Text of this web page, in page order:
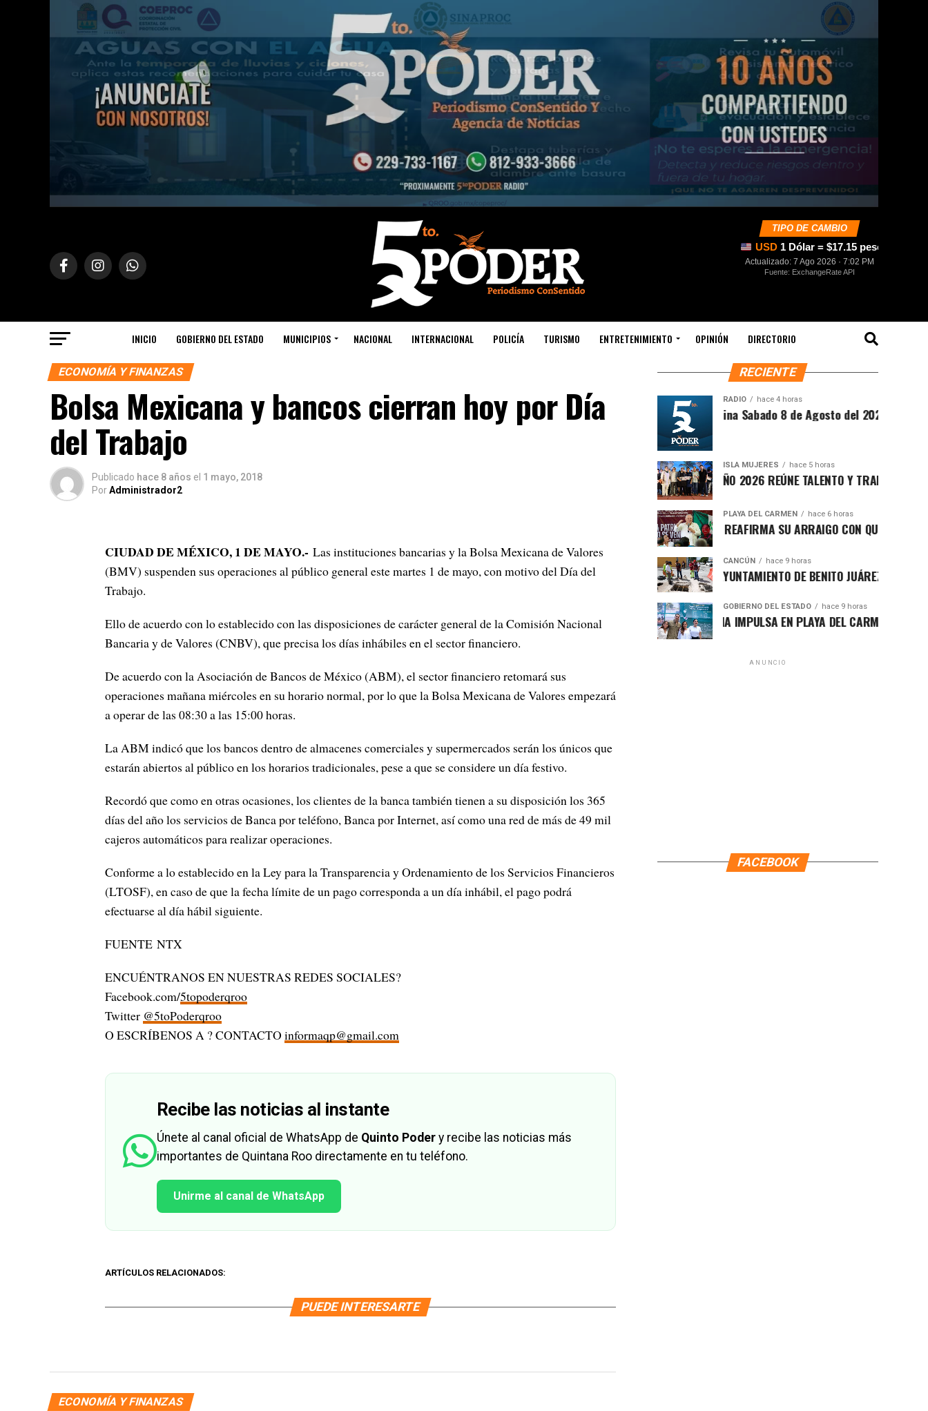
TIPO DE CAMBIO
USD 1 Dólar = $17.15 pesos
Actualizado: 7 Ago 2026 · 7:02 PM
Fuente: ExchangeRate API
INICIO GOBIERNO DEL ESTADO MUNICIPIOS NACIONAL INTERNACIONAL POLICÍA TURISMO ENTRETENIMIENTO OPINIÓN DIRECTORIO
ECONOMÍA Y FINANZAS
Bolsa Mexicana y bancos cierran hoy por Día
del Trabajo
Publicado hace 8 años el 1 mayo, 2018
PorAdministrador2
CIUDAD DE MÉXICO, 1 DE MAYO.- Las instituciones bancarias y la Bolsa Mexicana de Valores
(BMV) suspenden sus operaciones al público general este martes 1 de mayo, con motivo del Día del
Trabajo.
Ello de acuerdo con lo establecido con las disposiciones de carácter general de la Comisión Nacional
Bancaria y de Valores (CNBV), que precisa los días inhábiles en el sector financiero.
De acuerdo con la Asociación de Bancos de México (ABM), el sector financiero retomará sus
operaciones mañana miércoles en su horario normal, por lo que la Bolsa Mexicana de Valores empezará
a operar de las 08:30 a las 15:00 horas.
La ABM indicó que los bancos dentro de almacenes comerciales y supermercados serán los únicos que
estarán abiertos al público en los horarios tradicionales, pese a que se considere un día festivo.
Recordó que como en otras ocasiones, los clientes de la banca también tienen a su disposición los 365
días del año los servicios de Banca por teléfono, Banca por Internet, así como una red de más de 49 mil
cajeros automáticos para realizar operaciones.
Conforme a lo establecido en la Ley para la Transparencia y Ordenamiento de los Servicios Financieros
(LTOSF), en caso de que la fecha límite de un pago corresponda a un día inhábil, el pago podrá
efectuarse al día hábil siguiente.
FUENTE NTX
ENCUÉNTRANOS EN NUESTRAS REDES SOCIALES?
Facebook.com/5topoderqroo
Twitter @5toPoderqroo
O ESCRÍBENOS A ? CONTACTO informaqp@gmail.com
Recibe las noticias al instante
Únete al canal oficial de WhatsApp de Quinto Poder y recibe las noticias más
importantes de Quintana Roo directamente en tu teléfono.
Unirme al canal de WhatsApp
ARTÍCULOS RELACIONADOS:
PUEDE INTERESARTE
ECONOMÍA Y FINANZAS
RECIENTE
RADIO hace 4 horas
Síntesis Matutina Sabado 8 de Agosto del 2026
ISLA MUJERES hace 5 horas
CEVICHE ISLEÑO 2026 REÚNE TALENTO Y TRADICIÓN EN ISLA
PLAYA DEL CARMEN hace 6 horas
RAFA MARÍN REAFIRMA SU ARRAIGO CON QUINTANA ROO Y
CANCÚN hace 9 horas
FORTALECE AYUNTAMIENTO DE BENITO JUÁREZ ACCIONES
GOBIERNO DEL ESTADO hace 9 horas
MARA LEZAMA IMPULSA EN PLAYA DEL CARMEN EL PRIMER
ANUNCIO
FACEBOOK